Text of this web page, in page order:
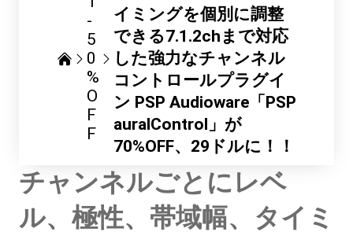
-
5
0
%
O
F
F
イミングを個別に調整
できる7.1.2chまで対応
した強力なチャンネル
コントロールプラグイ
ン PSP Audioware「PSP
auralControl」が
70%OFF、29ドルに！！
チャンネルごとにレベ
ル、極性、帯域幅、タイミ